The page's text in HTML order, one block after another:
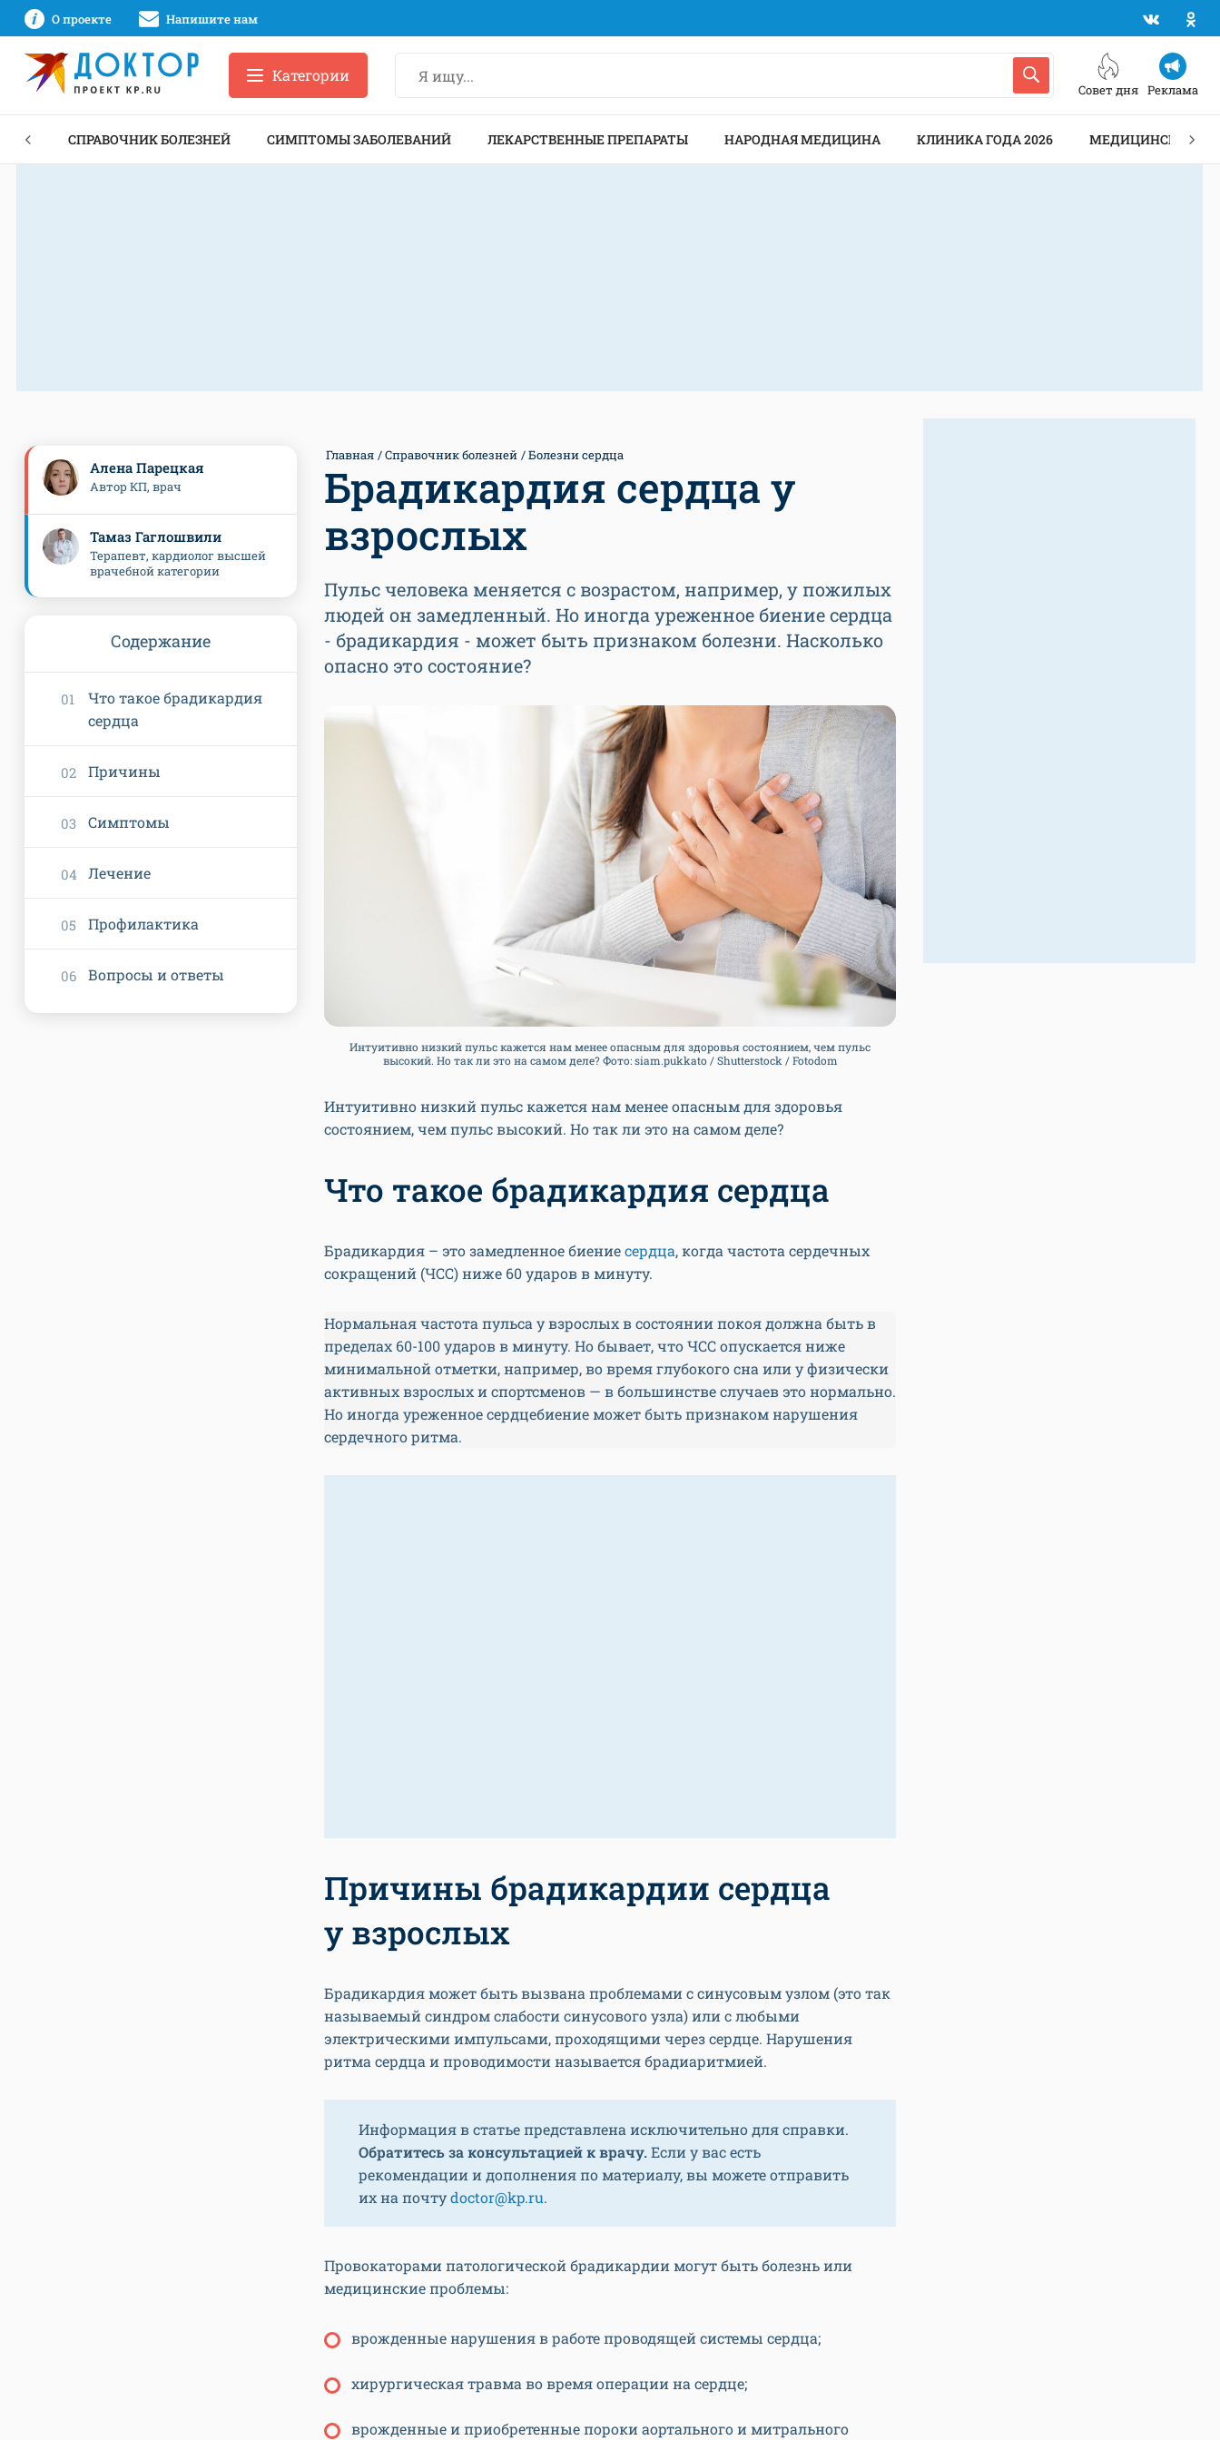
О проекте Напишите нам
Совет дня Реклама
Категории
СПРАВОЧНИК БОЛЕЗНЕЙ СИМПТОМЫ ЗАБОЛЕВАНИЙ ЛЕКАРСТВЕННЫЕ ПРЕПАРАТЫ НАРОДНАЯ МЕДИЦИНА КЛИНИКА ГОДА 2026 МЕДИЦИНСКИЕ
Главная Справочник болезней Болезни сердца
Брадикардия сердца у
взрослых
Пульс человека меняется с возрастом, например, у пожилых
людей он замедленный. Но иногда уреженное биение сердца
- брадикардия - может быть признаком болезни. Насколько
опасно это состояние?
Интуитивно низкий пульс кажется нам менее опасным для здоровья состоянием, чем пульс
высокий. Но так ли это на самом деле? Фото: siam.pukkato / Shutterstock / Fotodom
Интуитивно низкий пульс кажется нам менее опасным для здоровья
состоянием, чем пульс высокий. Но так ли это на самом деле?
Что такое брадикардия сердца
Брадикардия – это замедленное биениесердца, когда частота сердечных
сокращений (ЧСС) ниже 60 ударов в минуту.
Нормальная частота пульса у взрослых в состоянии покоя должна быть в
пределах 60-100 ударов в минуту. Но бывает, что ЧСС опускается ниже
минимальной отметки, например, во время глубокого сна или у физически
активных взрослых и спортсменов — в большинстве случаев это нормально.
Но иногда уреженное сердцебиение может быть признаком нарушения
сердечного ритма.
Причины брадикардии сердца
у взрослых
Брадикардия может быть вызвана проблемами с синусовым узлом (это так
называемый синдром слабости синусового узла) или с любыми
электрическими импульсами, проходящими через сердце. Нарушения
ритма сердца и проводимости называется брадиаритмией.
Информация в статье представлена исключительно для справки.
Обратитесь за консультацией к врачу.Если у вас есть
рекомендации и дополнения по материалу, вы можете отправить
их на почтуdoctor@kp.ru.
Провокаторами патологической брадикардии могут быть болезнь или
медицинские проблемы:
врожденные нарушения в работе проводящей системы сердца;
хирургическая травма во время операции на сердце;
врожденные и приобретенные пороки аортального и митрального
Алена Парецкая
Автор КП, врач
Тамаз Гаглошвили
Терапевт, кардиолог высшей
врачебной категории
Содержание
Что такое брадикардия
сердца
Причины
Симптомы
Лечение
Профилактика
Вопросы и ответы